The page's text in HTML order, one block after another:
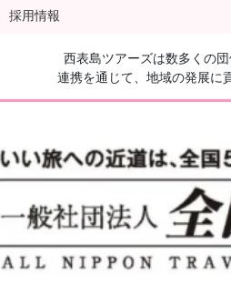
採用情報
西表島ツアーズは数多くの
連携を通じて、地域の発展に